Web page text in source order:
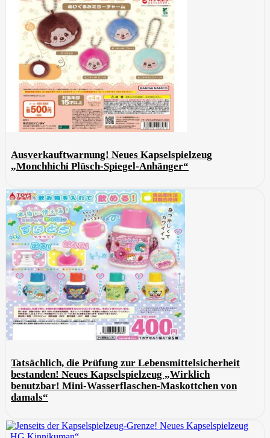
Ausverkauftwarnung! Neues Kapselspielzeug
„Monchhichi Plüsch-Spiegel-Anhänger“
Tatsächlich, die Prüfung zur Lebensmittelsicherheit
bestanden! Neues Kapselspielzeug „Wirklich
benutzbar! Mini-Wasserflaschen-Maskottchen von
damals“